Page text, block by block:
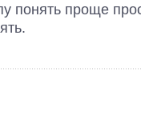
понять проще